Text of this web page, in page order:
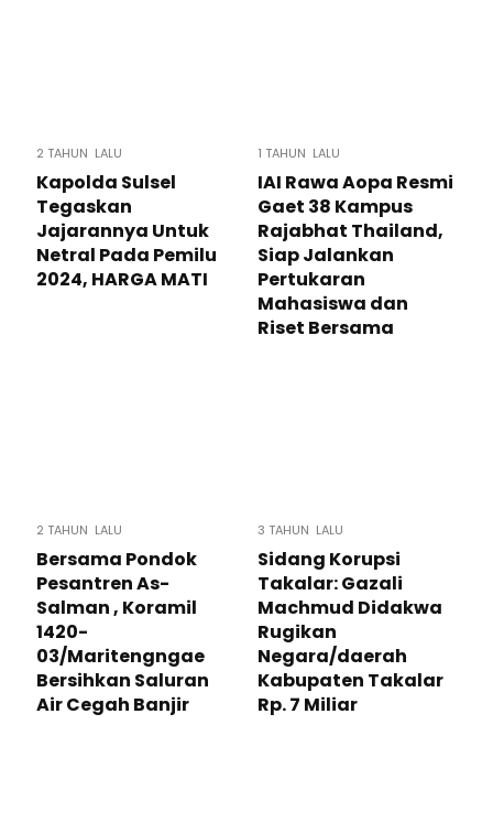
2 TAHUN LALU
Kapolda Sulsel
Tegaskan
Jajarannya Untuk
Netral Pada Pemilu
2024, HARGA MATI
1 TAHUN LALU
IAI Rawa Aopa Resmi
Gaet 38 Kampus
Rajabhat Thailand,
Siap Jalankan
Pertukaran
Mahasiswa dan
Riset Bersama
2 TAHUN LALU
Bersama Pondok
Pesantren As-
Salman , Koramil
1420-
03/Maritengngae
Bersihkan Saluran
Air Cegah Banjir
3 TAHUN LALU
Sidang Korupsi
Takalar: Gazali
Machmud Didakwa
Rugikan
Negara/daerah
Kabupaten Takalar
Rp. 7 Miliar